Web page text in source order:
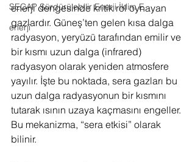
SECAP Sürdürülebilir Enerji İklim E
enerji
enerji dengesinde kritik rol oynayan
gazlardır. Güneş’ten gelen kısa dalga
radyasyon, yeryüzü tarafından emilir ve
bir kısmı uzun dalga (infrared)
radyasyon olarak yeniden atmosfere
yayılır. İşte bu noktada, sera gazları bu
uzun dalga radyasyonun bir kısmını
tutarak ısının uzaya kaçmasını engeller.
Bu mekanizma, “sera etkisi” olarak
bilinir.